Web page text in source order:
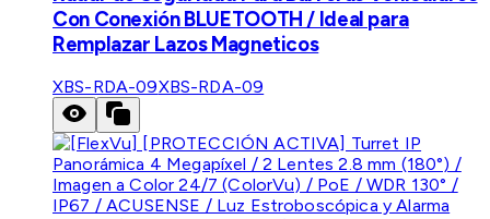
Con Conexión BLUETOOTH / Ideal para
Remplazar Lazos Magneticos
XBS-RDA-09XBS-RDA-09